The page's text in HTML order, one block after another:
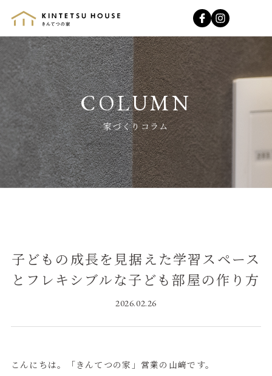
きんてつの家
家づくりコラム
子どもの成長を見据えた学習スペース
とフレキシブルな子ども部屋の作り方
2026.02.26
こんにちは。「きんてつの家」営業の山﨑です。